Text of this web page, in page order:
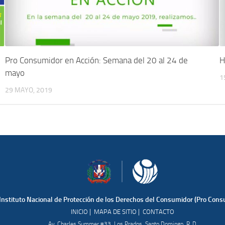
Pro Consumidor en Acción: Semana del 20 al 24 de
mayo
29 MAYO, 2019
Nacional de Protección de los Derechos del Consumidor (Pro
INICIO | MAPA DE SITIO | CONTACTO